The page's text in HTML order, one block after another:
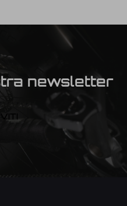
newsletter